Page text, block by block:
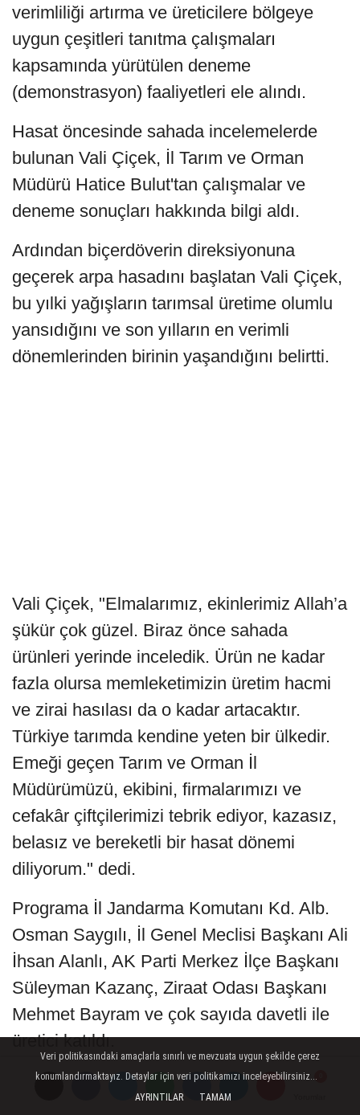
verimliliği artırma ve üreticilere bölgeye
uygun çeşitleri tanıtma çalışmaları
kapsamında yürütülen deneme
(demonstrasyon) faaliyetleri ele alındı.
Hasat öncesinde sahada incelemelerde
bulunan Vali Çiçek, İl Tarım ve Orman
Müdürü Hatice Bulut'tan çalışmalar ve
deneme sonuçları hakkında bilgi aldı.
Ardından biçerdöverin direksiyonuna
geçerek arpa hasadını başlatan Vali Çiçek,
bu yılki yağışların tarımsal üretime olumlu
yansıdığını ve son yılların en verimli
dönemlerinden birinin yaşandığını belirtti.
Vali Çiçek, "Elmalarımız, ekinlerimiz Allah’a
şükür çok güzel. Biraz önce sahada
ürünleri yerinde inceledik. Ürün ne kadar
fazla olursa memleketimizin üretim hacmi
ve zirai hasılası da o kadar artacaktır.
Türkiye tarımda kendine yeten bir ülkedir.
Emeği geçen Tarım ve Orman İl
Müdürümüzü, ekibini, firmalarımızı ve
cefakâr çiftçilerimizi tebrik ediyor, kazasız,
belasız ve bereketli bir hasat dönemi
diliyorum." dedi.
Programa İl Jandarma Komutanı Kd. Alb.
Osman Saygılı, İl Genel Meclisi Başkanı Ali
İhsan Alanlı, AK Parti Merkez İlçe Başkanı
Süleyman Kazanç, Ziraat Odası Başkanı
Mehmet Bayram ve çok sayıda davetli ile
üretici katıldı.
Editör: Haber Merkezi
Kaynak: Sosyal Medya
Veri politikasındaki amaçlarla sınırlı ve mevzuata uygun şekilde çerez
konumlandırmaktayız. Detaylar için veri politikamızı inceleyebilirsiniz...
AYRINTILAR
TAMAM